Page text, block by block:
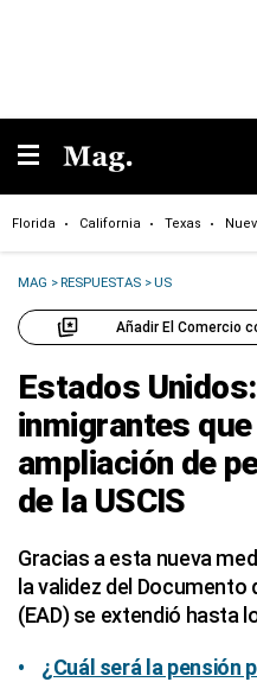
Florida California Texas
MAG >RESPUESTAS >US
Añadir El Comercio
Estados
inmigrantes
ampliación de
de la USCIS
Gracias a esta nueva
la validez del
(EAD) se extendió hasta
¿Cuál será la pensión